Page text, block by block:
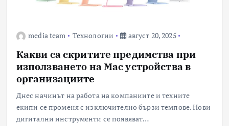
media team Технологии август 20, 2025
Какви са скритите предимства при
използването на Mac устройства в
организациите
Днес начинът на работа на компаниите и техните
екипи се променя с изключително бързи темпове. Нови
дигитални инструменти се появяват…